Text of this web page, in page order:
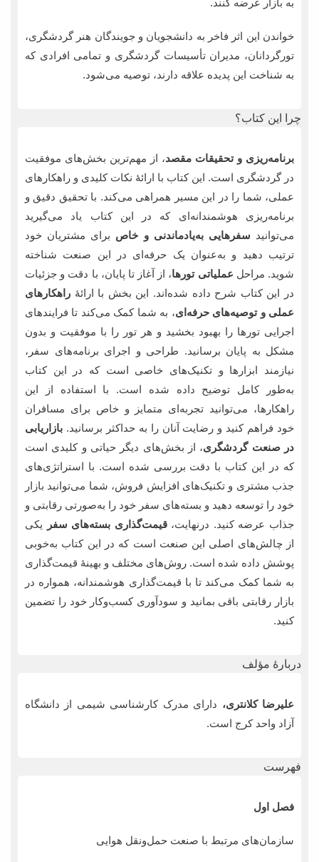
به بازار عرضه کنند.
خواندن این اثر فاخر به دانشجویان و جویندگان هنر گردشگری،
تورگردانان، مدیران تأسیسات گردشگری و تمامی افرادی که
به شناخت این پدیده علاقه دارند، توصیه می‌شود.
چرا این کتاب؟
برنامه‌ریزی و تحقیقات مقصد، از مهم‌ترین بخش‌های موفقیت
در گردشگری است. این کتاب با ارائۀ نکات کلیدی و راهکارهای
عملی، شما را در این مسیر همراهی می‌کند. با تحقیق دقیق و
برنامه‌ریزی هوشمندانه‌ای که در این کتاب یاد می‌گیرید
می‌توانید سفرهایی به‌یادماندنی و خاص برای مشتریان خود
ترتیب دهید و به‌عنوان یک حرفه‌ای در این صنعت شناخته
شوید. مراحل عملیاتی تورها، از آغاز تا پایان، با دقت و جزئیات
در این کتاب شرح داده شده‌اند. این بخش با ارائۀ راهکارهای
عملی و توصیه‌های حرفه‌ای، به شما کمک می‌کند تا فرایندهای
اجرایی تورها را بهبود بخشید و هر تور را با موفقیت و بدون
مشکل به پایان برسانید. طراحی و اجرای برنامه‌های سفر،
نیازمند ابزارها و تکنیک‌های خاصی است که در این کتاب
به‌طور کامل توضیح داده شده است. با استفاده از این
راهکارها، می‌توانید تجربه‌ای متمایز و خاص برای مسافران
خود فراهم کنید و رضایت آنان را به حداکثر برسانید. بازاریابی
در صنعت گردشگری، از بخش‌های دیگر حیاتی و کلیدی است
که در این کتاب با دقت بررسی شده است. با استراتژی‌های
جذب مشتری و تکنیک‌های افزایش فروش، شما می‌توانید بازار
خود را توسعه دهید و بسته‌های سفر خود را به‌صورتی رقابتی و
جذاب عرضه کنید. درنهایت،قیمت‌گذاری بسته‌های سفر
یکی
از چالش‌های اصلی این صنعت است که در این کتاب به‌خوبی
پوشش داده شده است. روش‌های مختلف و بهینۀ قیمت‌گذاری
به شما کمک می‌کند تا با قیمت‌گذاری هوشمندانه، همواره در
بازار رقابتی باقی بمانید و سودآوری کسب‌وکار خود را تضمین
کنید.
دربارۀ مؤلف
علیرضا کلانتری، دارای مدرک کارشناسی شیمی از دانشگاه
آزاد واحد کرج است.
فهرست
فصل اول
سازمان‌های مرتبط با صنعت حمل‌ونقل هوایی